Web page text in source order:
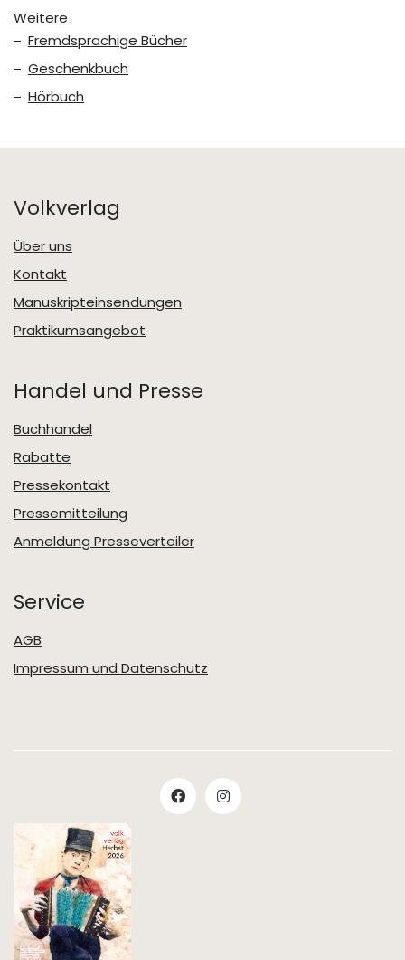
Weitere
Fremdsprachige Bücher
Geschenkbuch
Hörbuch
Volkverlag
Über uns
Kontakt
Manuskripteinsendungen
Praktikumsangebot
Handel und Presse
Buchhandel
Rabatte
Pressekontakt
Pressemitteilung
Anmeldung Presseverteiler
Service
AGB
Impressum und Datenschutz